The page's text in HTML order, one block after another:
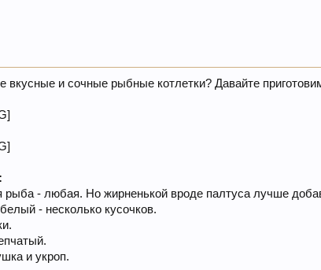
вкусные и сочные рыбные котлетки? Давайте
рыба - любая. Но жирненькой вроде палтуса лучше
- несколько кусочков.
и укроп.